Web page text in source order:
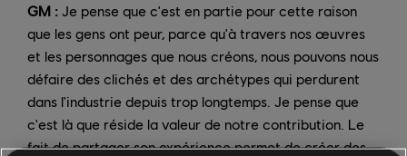
GM : Je pense que c'est en partie pour cette raison
que les gens ont peur, parce qu'à travers nos œuvres
et les personnages que nous créons, nous pouvons nous
défaire des clichés et des archétypes qui perdurent
dans l'industrie depuis trop longtemps. Je pense que
c'est là que réside la valeur de notre contribution. Le
fait de partager son expérience permet de créer des